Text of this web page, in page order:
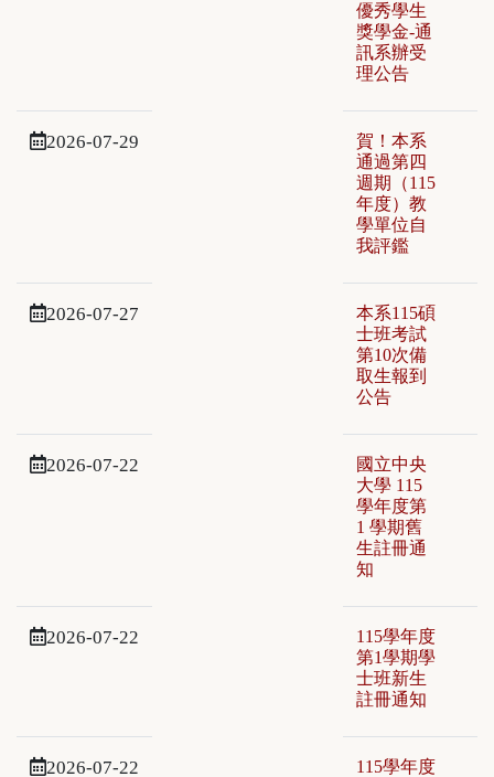
優秀學生
獎學金-通
訊系辦受
理公告
2026-07-29
賀！本系
通過第四
週期（115
年度）教
學單位自
我評鑑
2026-07-27
本系115碩
士班考試
第10次備
取生報到
公告
2026-07-22
國立中央
大學 115
學年度第
1 學期舊
生註冊通
知
2026-07-22
115學年度
第1學期學
士班新生
註冊通知
2026-07-22
115學年度